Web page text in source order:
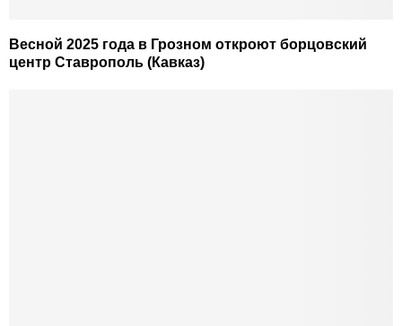
Весной 2025 года в Грозном откроют борцовский
центр Ставрополь (Кавказ)